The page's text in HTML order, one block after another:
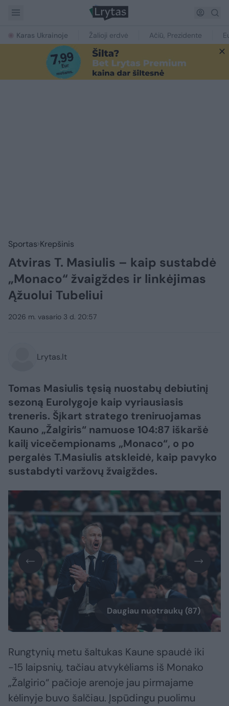
Karas Ukrainoje Žalioji erdvė Ačiū, Prezidente
Sportas Krepšinis
Atviras T. Masiulis – kaip sustabdė
„Monaco“ žvaigždes ir linkėjimas
Ąžuolui Tubeliui
2026 m. vasario 3 d. 20:57
Lrytas.lt
Tomas Masiulis tęsią nuostabų debiutinį
sezoną Eurolygoje kaip vyriausiasis
treneris. Šįkart stratego treniruojamas
Kauno „Žalgiris“ namuose 104:87 iškaršė
kailį vicečempionams „Monaco“, o po
pergalės T.Masiulis atskleidė, kaip pavyko
sustabdyti varžovų žvaigždes.
Daugiau nuotraukų (87)
Rungtynių metu šaltukas Kaune spaudė iki
-15 laipsnių, tačiau atvykėliams iš Monako
„Žalgirio“ pačioje arenoje jau pirmajame
kėlinyje buvo šalčiau. Įspūdingu puolimu